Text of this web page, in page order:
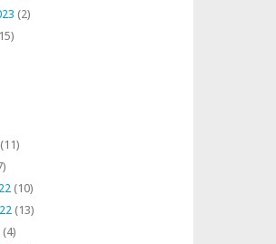
(2)
(11)
(10)
(13)
(4)